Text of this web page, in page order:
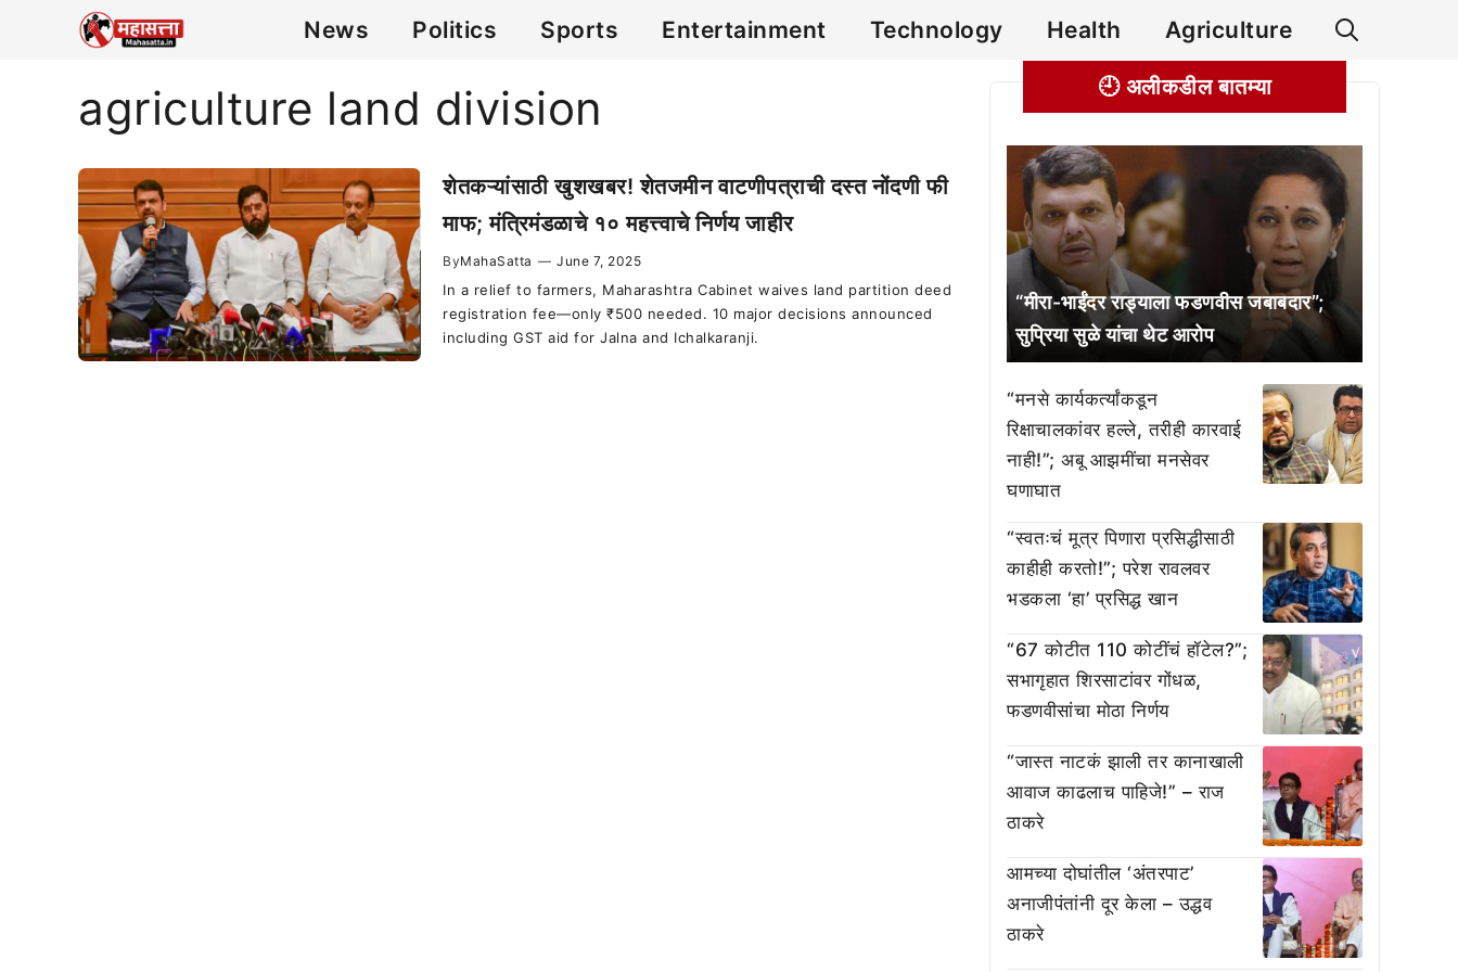
News Politics Sports Entertainment Technology Health Agriculture
agriculture land division
शेतकऱ्यांसाठी खुशखबर! शेतजमीन वाटणीपत्राची दस्त नोंदणी फी
माफ; मंत्रिमंडळाचे १० महत्त्वाचे निर्णय जाहीर
ByMahaSatta — June 7, 2025
In a relief to farmers, Maharashtra Cabinet waives land partition deed
registration fee—only ₹500 needed. 10 major decisions announced
including GST aid for Jalna and Ichalkaranji.
🕘 अलीकडील बातम्या
“मीरा-भाईंदर राड्याला फडणवीस जबाबदार”;
सुप्रिया सुळे यांचा थेट आरोप
“मनसे कार्यकर्त्यांकडून
रिक्षाचालकांवर हल्ले, तरीही कारवाई
नाही!”; अबू आझमींचा मनसेवर
घणाघात
“स्वतःचं मूत्र पिणारा प्रसिद्धीसाठी
काहीही करतो!”; परेश रावलवर
भडकला ‘हा’ प्रसिद्ध खान
“67 कोटीत 110 कोटींचं हॉटेल?”;
सभागृहात शिरसाटांवर गोंधळ,
फडणवीसांचा मोठा निर्णय
“जास्त नाटकं झाली तर कानाखाली
आवाज काढलाच पाहिजे!” – राज
ठाकरे
आमच्या दोघांतील ‘अंतरपाट’
अनाजीपंतांनी दूर केला – उद्धव
ठाकरे